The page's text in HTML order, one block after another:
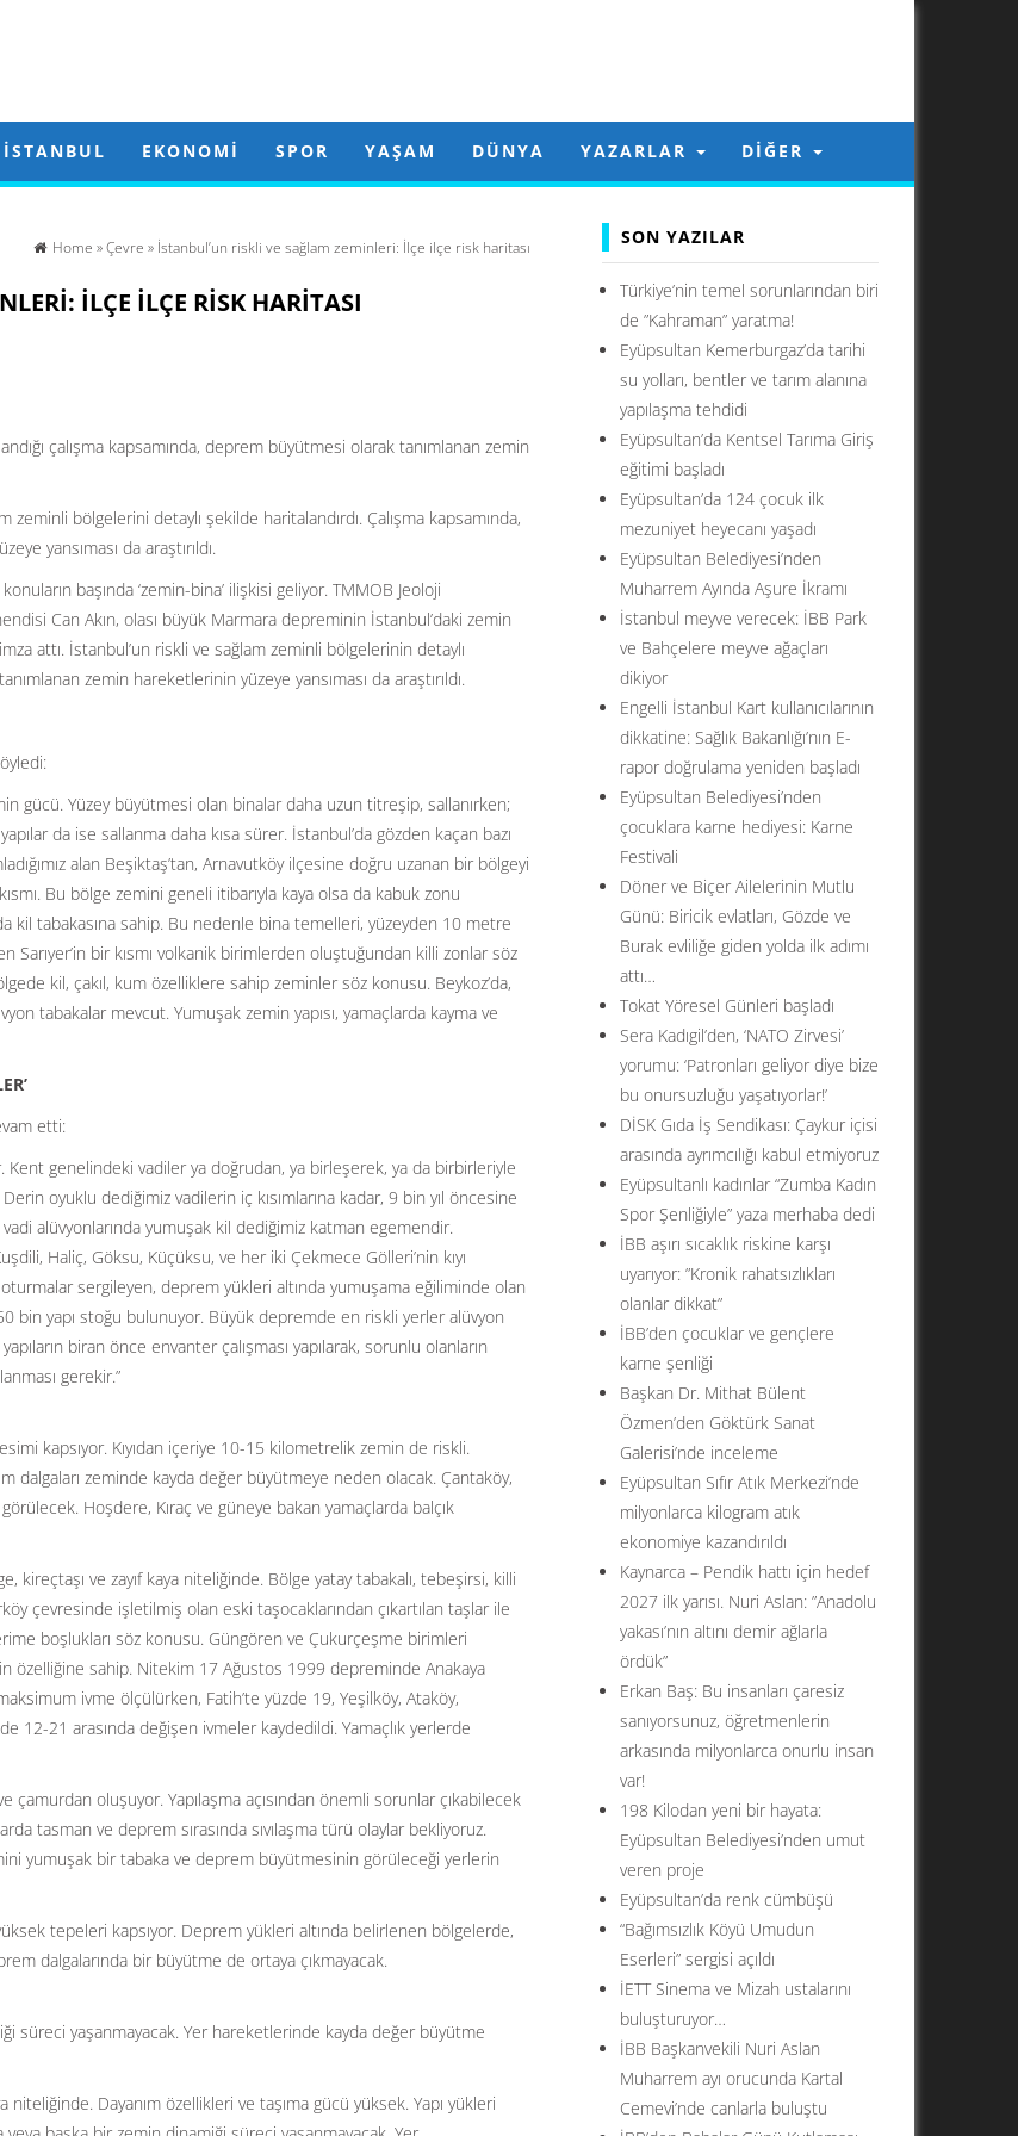
İSTANBUL EKONOMI SPOR YAŞAM DÜNYA YAZARLAR DIĞER
Home »Çevre » İstanbul’un riskli ve sağlam zeminleri: İlçe ilçe risk haritası
İLÇE ILÇE RISK HARITASI
çalışma kapsamında, deprem büyütmesi olarak tanımlanan zemin
bölgelerini detaylı şekilde haritalandırdı. Çalışma kapsamında,
yansıması da araştırıldı.
başında ‘zemin-bina’ ilişkisi geliyor. TMMOB Jeoloji
Can Akın, olası büyük Marmara depreminin İstanbul’daki zemin
attı. İstanbul’un riskli ve sağlam zeminli bölgelerinin detaylı
zemin hareketlerinin yüzeye yansıması da araştırıldı.
gücü. Yüzey büyütmesi olan binalar daha uzun titreşip, sallanırken;
da ise sallanma daha kısa sürer. İstanbul’da gözden kaçan bazı
alan Beşiktaş’tan, Arnavutköy ilçesine doğru uzanan bir bölgeyi
Bu bölge zemini geneli itibarıyla kaya olsa da kabuk zonu
kil tabakasına sahip. Bu nedenle bina temelleri, yüzeyden 10 metre
Sarıyer’in bir kısmı volkanik birimlerden oluştuğundan killi zonlar söz
kil, çakıl, kum özelliklere sahip zeminler söz konusu. Beykoz’da,
tabakalar mevcut. Yumuşak zemin yapısı, yamaçlarda kayma ve
etti:
Kent genelindeki vadiler ya doğrudan, ya birleşerek, ya da birbirleriyle
oyuklu dediğimiz vadilerin iç kısımlarına kadar, 9 bin yıl öncesine
alüvyonlarında yumuşak kil dediğimiz katman egemendir.
Haliç, Göksu, Küçüksu, ve her iki Çekmece Gölleri’nin kıyı
sergileyen, deprem yükleri altında yumuşama eğiliminde olan
bin yapı stoğu bulunuyor. Büyük depremde en riskli yerler alüvyon
biran önce envanter çalışması yapılarak, sorunlu olanların
gerekir.”
kapsıyor. Kıyıdan içeriye 10-15 kilometrelik zemin de riskli.
dalgaları zeminde kayda değer büyütmeye neden olacak. Çantaköy,
Hoşdere, Kıraç ve güneye bakan yamaçlarda balçık
kireçtaşı ve zayıf kaya niteliğinde. Bölge yatay tabakalı, tebeşirsi, killi
çevresinde işletilmiş olan eski taşocaklarından çıkartılan taşlar ile
boşlukları söz konusu. Güngören ve Çukurçeşme birimleri
özelliğine sahip. Nitekim 17 Ağustos 1999 depreminde Anakaya
ivme ölçülürken, Fatih’te yüzde 19, Yeşilköy, Ataköy,
12-21 arasında değişen ivmeler kaydedildi. Yamaçlık yerlerde
çamurdan oluşuyor. Yapılaşma açısından önemli sorunlar çıkabilecek
tasman ve deprem sırasında sıvılaşma türü olaylar bekliyoruz.
yumuşak bir tabaka ve deprem büyütmesinin görüleceği yerlerin
tepeleri kapsıyor. Deprem yükleri altında belirlenen bölgelerde,
dalgalarında bir büyütme de ortaya çıkmayacak.
süreci yaşanmayacak. Yer hareketlerinde kayda değer büyütme
Dayanım özellikleri ve taşıma gücü yüksek. Yapı yükleri
SON YAZILAR
Türkiye’nin temel sorunlarından biri
de ”Kahraman” yaratma!
Eyüpsultan Kemerburgaz’da tarihi
su yolları, bentler ve tarım alanına
yapılaşma tehdidi
Eyüpsultan’da Kentsel Tarıma Giriş
eğitimi başladı
Eyüpsultan’da 124 çocuk ilk
mezuniyet heyecanı yaşadı
Eyüpsultan Belediyesi’nden
Muharrem Ayında Aşure İkramı
İstanbul meyve verecek: İBB Park
ve Bahçelere meyve ağaçları
dikiyor
Engelli İstanbul Kart kullanıcılarının
dikkatine: Sağlık Bakanlığı’nın E-
rapor doğrulama yeniden başladı
Eyüpsultan Belediyesi’nden
çocuklara karne hediyesi: Karne
Festivali
Döner ve Biçer Ailelerinin Mutlu
Günü: Biricik evlatları, Gözde ve
Burak evliliğe giden yolda ilk adımı
attı…
Tokat Yöresel Günleri başladı
Sera Kadıgil’den, ‘NATO Zirvesi’
yorumu: ‘Patronları geliyor diye bize
bu onursuzluğu yaşatıyorlar!’
DİSK Gıda İş Sendikası: Çaykur içisi
arasında ayrımcılığı kabul etmiyoruz
Eyüpsultanlı kadınlar “Zumba Kadın
Spor Şenliğiyle” yaza merhaba dedi
İBB aşırı sıcaklık riskine karşı
uyarıyor: ”Kronik rahatsızlıkları
olanlar dikkat”
İBB’den çocuklar ve gençlere
karne şenliği
Başkan Dr. Mithat Bülent
Özmen’den Göktürk Sanat
Galerisi’nde inceleme
Eyüpsultan Sıfır Atık Merkezi’nde
milyonlarca kilogram atık
ekonomiye kazandırıldı
Kaynarca – Pendik hattı için hedef
2027 ilk yarısı. Nuri Aslan: ”Anadolu
yakası’nın altını demir ağlarla
ördük”
Erkan Baş: Bu insanları çaresiz
sanıyorsunuz, öğretmenlerin
arkasında milyonlarca onurlu insan
var!
198 Kilodan yeni bir hayata:
Eyüpsultan Belediyesi’nden umut
veren proje
Eyüpsultan’da renk cümbüşü
“Bağımsızlık Köyü Umudun
Eserleri” sergisi açıldı
İETT Sinema ve Mizah ustalarını
buluşturuyor…
İBB Başkanvekili Nuri Aslan
Muharrem ayı orucunda Kartal
Cemevi’nde canlarla buluştu